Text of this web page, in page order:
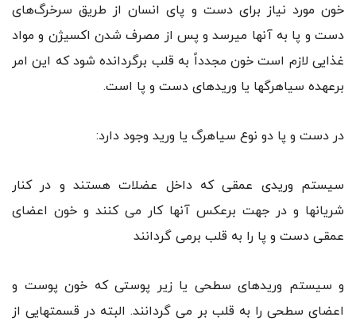
خون مورد نیاز برای دست و پای انسان از طریق سرخرگ‌های
دست و پا به آنها میرسد و پس از مصرف شدن اکسیژن و مواد
غذایی لازم است خون مجدداً به قلب برگردانده شود که این امر
برعهده سیاهرگها یا وریدهای دست و پا است.
در دست و پا دو نوع سیاهرگ یا ورید وجود دارد:
سیستم وریدی عمقی که داخل عضلات هستند و در کنار
شریانها و در جهت برعکس آنها کار می کنند و خون اعضای
عمقی دست و پا را به قلب بر‌می گردانند
و سیستم وریدهای سطحی یا زیر پوستی که خون پوست و
اعضای سطحی را به قلب بر می گردانند. البته در قسمتهایی از